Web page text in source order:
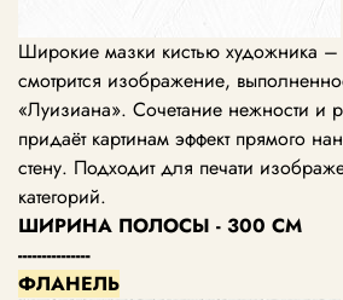
Широкие мазки кистью художника –
смотрится изображение,
«Луизиана». Сочетание нежности и
придаёт картинам эффект прямого
стену. Подходит для печати
категорий.
ШИРИНА ПОЛОСЫ - 300 СМ
---------------
ФЛАНЕЛЬ